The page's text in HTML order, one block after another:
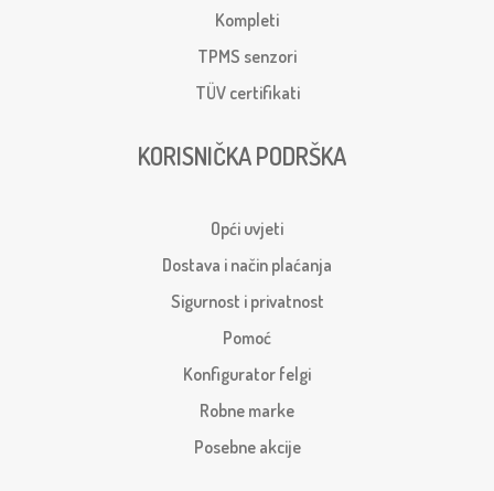
Kompleti
TPMS senzori
TÜV certifikati
KORISNIČKA PODRŠKA
Opći uvjeti
Dostava i način plaćanja
Sigurnost i privatnost
Pomoć
Konfigurator felgi
Robne marke
Posebne akcije